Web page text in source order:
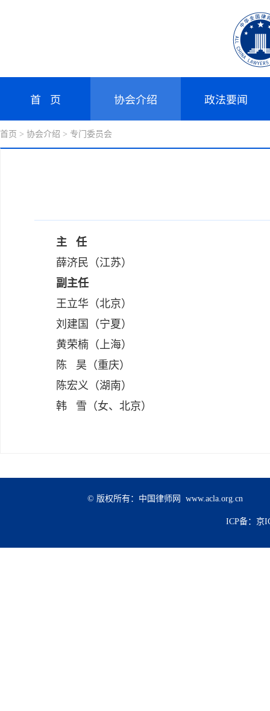
首 页 协会介绍 政法要闻
首页 > 协会介绍 > 专门委员会
主 任
薛济民（江苏）
副主任
王立华（北京）
刘建国（宁夏）
黄荣楠（上海）
陈 昊（重庆）
陈宏义（湖南）
韩 雪（女、北京）
© 版权所有：中国律师网 www.acla.org.cn
ICP备：京